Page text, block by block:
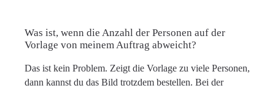
Was ist, wenn die Anzahl der Personen auf der
Vorlage von meinem Auftrag abweicht?
Das ist kein Problem. Zeigt die Vorlage zu viele Personen,
dann kannst du das Bild trotzdem bestellen. Bei der